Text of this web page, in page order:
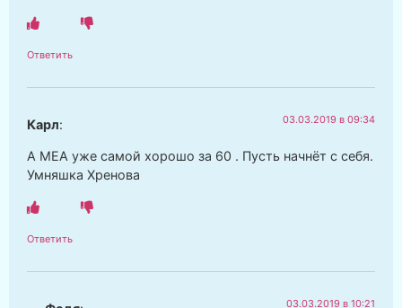
Ответить
Карл: 03.03.2019 в 09:34
А МЕА уже самой хорошо за 60 . Пусть начнёт с себя.
Умняшка Хренова
Ответить
03.03.2019 в 10:21